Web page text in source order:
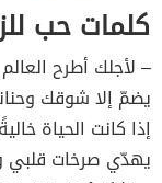
كلمات حب
– لأجلك أطرح
يضمّ إلا شوقك
إذا كانت الحياة
يهدّي صرخات قلبي